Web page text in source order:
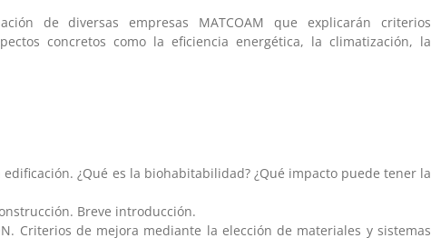
de diversas empresas MATCOAM que explicarán criterios
concretos como la eficiencia energética, la climatización, la
¿Qué es la biohabitabilidad? ¿Qué impacto puede tener la
Breve introducción.
Criterios de mejora mediante la elección de materiales y sistemas